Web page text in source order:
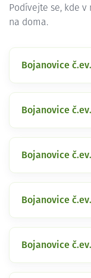
Podívejte se, kde
na doma.
Bojanovice
Bojanovice
Bojanovice č.ev.
Bojanovice
Bojanovice